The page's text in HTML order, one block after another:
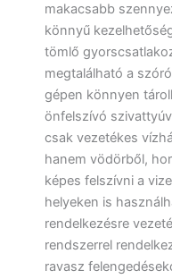
makacsabb
könnyű
tömlő
megtalálható a
gépen könnyen
önfelszívó
csak vezetékes
hanem vödörből,
képes felszívni a
helyeken is
rendelkezésre
rendszerrel
ravasz